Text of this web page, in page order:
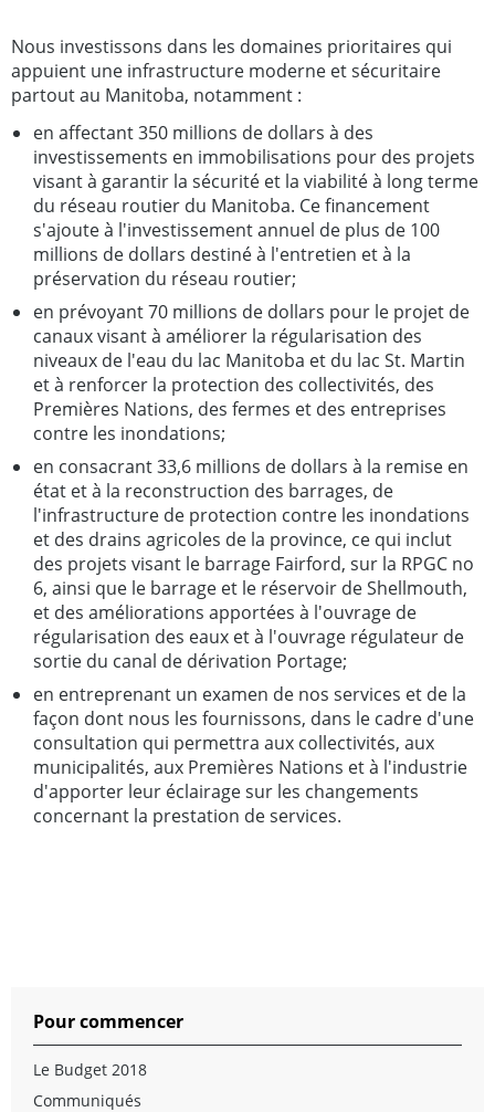
Nous investissons dans les domaines prioritaires qui
appuient une infrastructure moderne et sécuritaire
partout au Manitoba, notamment :
en affectant 350 millions de dollars à des
investissements en immobilisations pour des projets
visant à garantir la sécurité et la viabilité à long terme
du réseau routier du Manitoba. Ce financement
s'ajoute à l'investissement annuel de plus de 100
millions de dollars destiné à l'entretien et à la
préservation du réseau routier;
en prévoyant 70 millions de dollars pour le projet de
canaux visant à améliorer la régularisation des
niveaux de l'eau du lac Manitoba et du lac St. Martin
et à renforcer la protection des collectivités, des
Premières Nations, des fermes et des entreprises
contre les inondations;
en consacrant 33,6 millions de dollars à la remise en
état et à la reconstruction des barrages, de
l'infrastructure de protection contre les inondations
et des drains agricoles de la province, ce qui inclut
des projets visant le barrage Fairford, sur la RPGC no
6, ainsi que le barrage et le réservoir de Shellmouth,
et des améliorations apportées à l'ouvrage de
régularisation des eaux et à l'ouvrage régulateur de
sortie du canal de dérivation Portage;
en entreprenant un examen de nos services et de la
façon dont nous les fournissons, dans le cadre d'une
consultation qui permettra aux collectivités, aux
municipalités, aux Premières Nations et à l'industrie
d'apporter leur éclairage sur les changements
concernant la prestation de services.
Pour commencer
Le Budget 2018
Communiqués